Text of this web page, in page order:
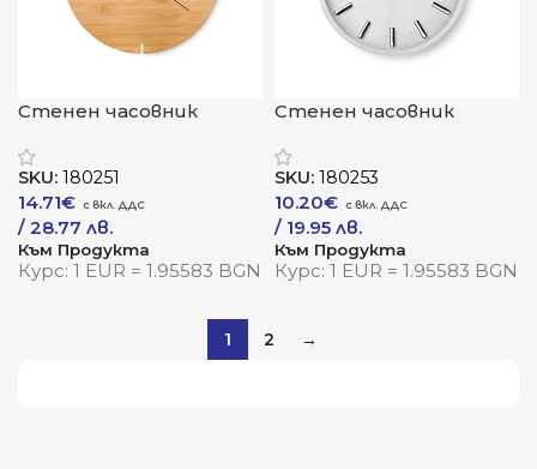
Стенен часовник
SKU: 180251
14.71€
/ 28.77 лв.
Към Продукта
Курс: 1 EUR = 1.95583 BGN
Стенен часовник
SKU: 180253
10.20€
/ 19.95 лв.
Към Продукта
Курс: 1 EUR = 1.95583 BGN
1 2 →